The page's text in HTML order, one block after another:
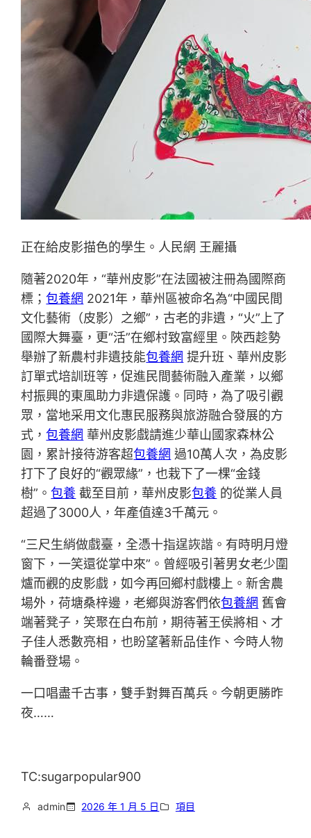
正在給皮影描色的學生。人民網 王麗攝
隨著2020年，“華州皮影”在法國被注冊為國際商
標；包養網 2021年，華州區被命名為“中國民間
文化藝術（皮影）之鄉”，古老的非遺，“火”上了
國際大舞臺，更“活”在鄉村致富經里。陜西趁勢
舉辦了新農村非遺技能包養網 提升班、華州皮影
訂單式培訓班等，促進民間藝術融入產業，以鄉
村振興的東風助力非遺保護。同時，為了吸引觀
眾，當地采用文化惠民服務與旅游融合發展的方
式，包養網 華州皮影戲請進少華山國家森林公
園，累計接待游客超包養網 過10萬人次，為皮影
打下了良好的“觀眾緣”，也栽下了一棵“金錢
樹”。包養 截至目前，華州皮影包養 的從業人員
超過了3000人，年產值達3千萬元。
“三尺生綃做戲臺，全憑十指逞詼諧。有時明月燈
窗下，一笑還從掌中來”。曾經吸引著男女老少圍
爐而觀的皮影戲，如今再回鄉村戲樓上。新舍農
場外，荷塘桑梓邊，老鄉與游客們依包養網 舊會
端著凳子，笑聚在白布前，期待著王侯將相、才
子佳人悉數亮相，也盼望著新品佳作、今時人物
輪番登場。
一口唱盡千古事，雙手對舞百萬兵。今朝更勝昨
夜……
TC:sugarpopular900
admin 2026 年 1 月 5 日 項目